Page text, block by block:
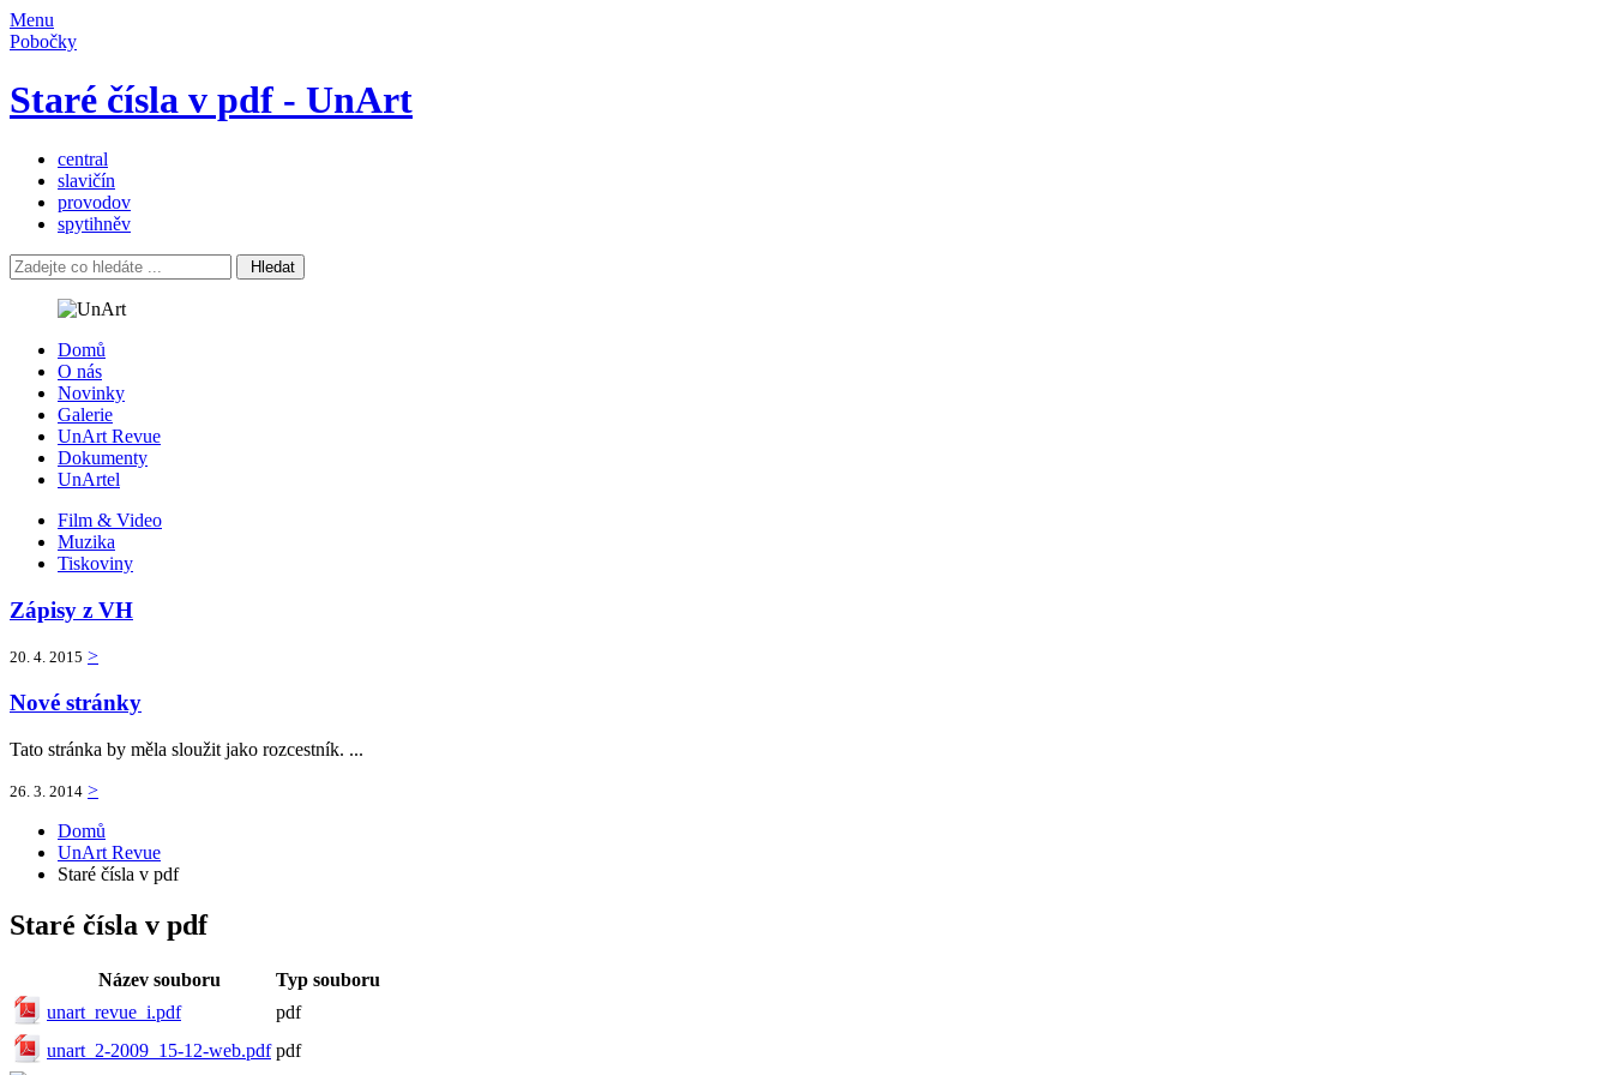
Menu
Pobočky
Staré čísla v pdf - UnArt
central
slavičín
provodov
spytihněv
Hledat
Domů
O nás
Novinky
Galerie
UnArt Revue
Dokumenty
UnArtel
Film & Video
Muzika
Tiskoviny
Zápisy z VH
20. 4. 2015 >
Nové stránky
Tato stránka by měla sloužit jako rozcestník. ...
26. 3. 2014 >
Domů
UnArt Revue
Staré čísla v pdf
Staré čísla v pdf
Název souboru
Typ souboru
unart_revue_i.pdf
pdf
unart_2-2009_15-12-web.pdf pdf